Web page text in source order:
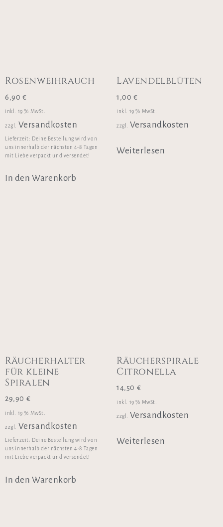
Rosenweihrauch
6,90 €
inkl. 19 % MwSt.
zzgl. Versandkosten
Lieferzeit: Deine Bestellung wird von
uns innerhalb der nächsten 4-8 Tagen
mit Liebe verpackt und versendet!
In den Warenkorb
Lavendelblüten
1,00 €
inkl. 19 % MwSt.
zzgl. Versandkosten
Weiterlesen
Räucherhalter
für kleine
Spiralen
29,90 €
inkl. 19 % MwSt.
zzgl. Versandkosten
Lieferzeit: Deine Bestellung wird von
uns innerhalb der nächsten 4-8 Tagen
mit Liebe verpackt und versendet!
In den Warenkorb
Räucherspirale
Citronella
14,50 €
inkl. 19 % MwSt.
zzgl. Versandkosten
Weiterlesen